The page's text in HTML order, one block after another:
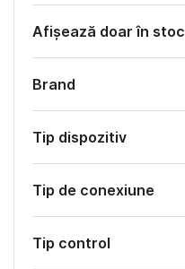
Afișează doar în stoc
Brand
Tip dispozitiv
Tip de conexiune
Tip control